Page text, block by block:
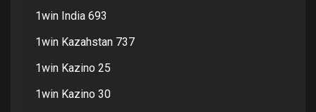
1win India 693
1win Kazahstan 737
1win Kazino 25
1win Kazino 30